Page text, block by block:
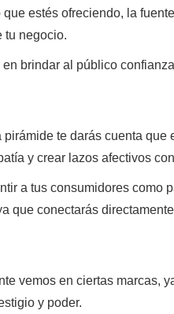
que estés ofreciendo, la
tu negocio.
brindar al público
te darás cuenta que
y crear lazos afectivos
a tus consumidores como
que conectarás
vemos en ciertas marcas,
y poder.